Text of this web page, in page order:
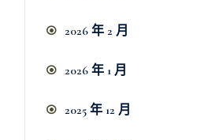
2026 年 2 月
2026 年 1 月
2025 年 12 月